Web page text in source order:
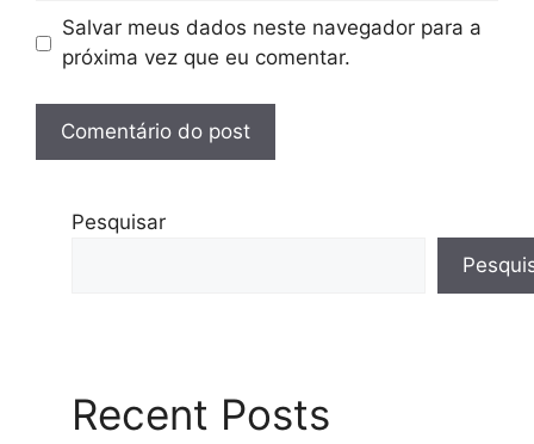
Salvar meus dados neste navegador para a
próxima vez que eu comentar.
Pesquisar
Recent Posts